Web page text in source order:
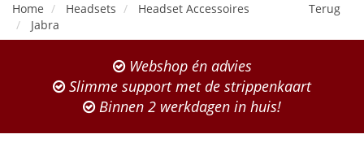
Terug
Home Headsets
Headset Accessoires
Jabra
Webshop én advies
Slimme support met de strippenkaart
Binnen 2 werkdagen in huis!